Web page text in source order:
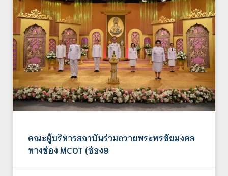
คณะผู้บริหารสถาบันร่วมถวายพระพรชัยมงคล
ทางช่อง MCOT (ช่อง9